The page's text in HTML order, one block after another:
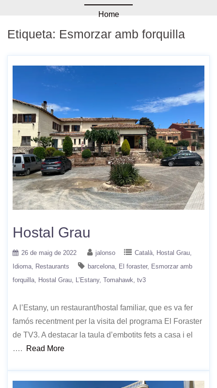
Home
Etiqueta: Esmorzar amb forquilla
Hostal Grau
26 de maig de 2022 jalonso Català
Hostal Grau
Idioma
Restaurants barcelona El foraster
Esmorzar amb
forquilla
Hostal Grau L’Estany Tomahawk tv3
A l’Estany, un restaurant/hostal familiar, que es va fer
famós recentment per la visita del programa El Foraster
de TV3. A destacar la taula d’embotits fets a casa i el
….
Read More